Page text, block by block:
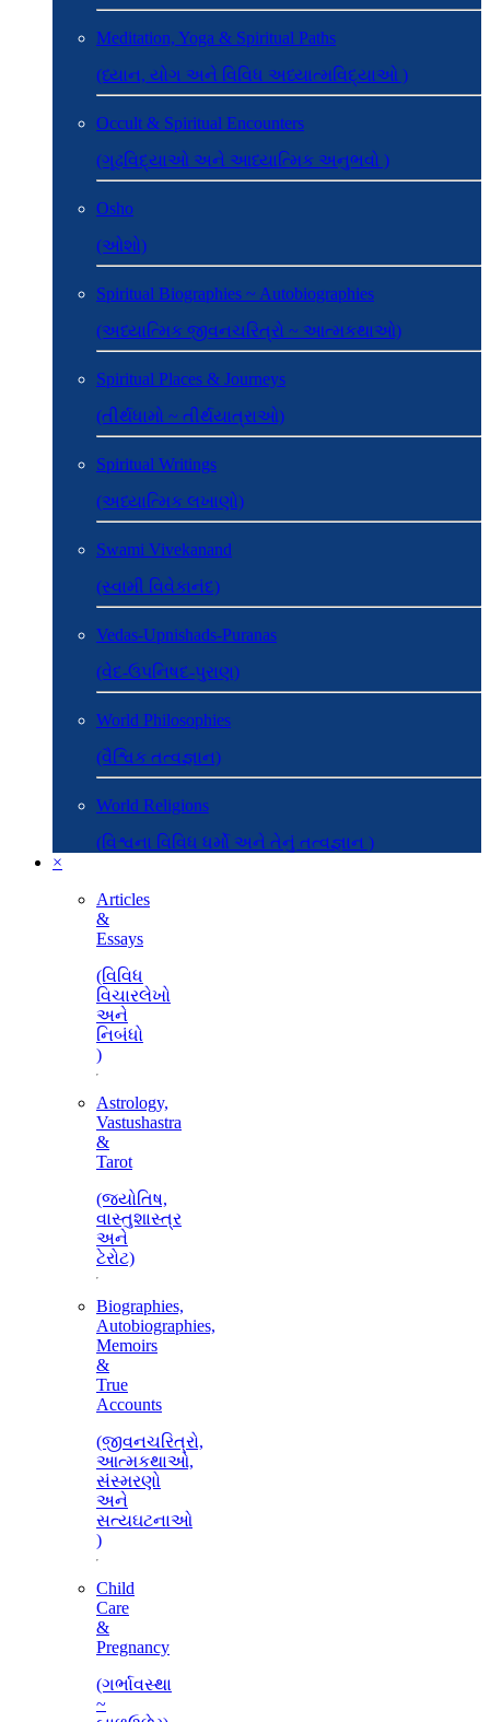
Meditation, Yoga & Spiritual Paths
(ધ્યાન, યોગ અને વિવિધ અધ્યાત્મવિદ્યાઓ )
Occult & Spiritual Encounters
(ગૂઢવિદ્યાઓ અને આધ્યાત્મિક અનુભવો )
Osho
(ઓશો)
Spiritual Biographies ~ Autobiographies
(અધ્યાત્મિક જીવનચરિત્રો ~ આત્મકથાઓ)
Spiritual Places & Journeys
(તીર્થધામો ~ તીર્થયાત્રાઓ)
Spiritual Writings
(અધ્યાત્મિક લખાણો)
Swami Vivekanand
(સ્વામી વિવેકાનંદ)
Vedas-Upnishads-Puranas
(વેદ-ઉપનિષદ-પુરાણ)
World Philosophies
(વૈશ્વિક તત્વજ્ઞાન)
World Religions
(વિશ્વના વિવિધ ધર્મો અને તેનું તત્વજ્ઞાન )
×
Articles
&
Essays
(વિવિધ
વિચારલેખો
અને
નિબંધો
)
Astrology,
Vastushastra
&
Tarot
(જ્યોતિષ,
વાસ્તુશાસ્ત્ર
અને
ટેરોટ)
Biographies,
Autobiographies,
Memoirs
&
True
Accounts
(જીવનચરિત્રો,
આત્મકથાઓ,
સંસ્મરણો
અને
સત્યઘટનાઓ
)
Child
Care
&
Pregnancy
(ગર્ભાવસ્થા
~